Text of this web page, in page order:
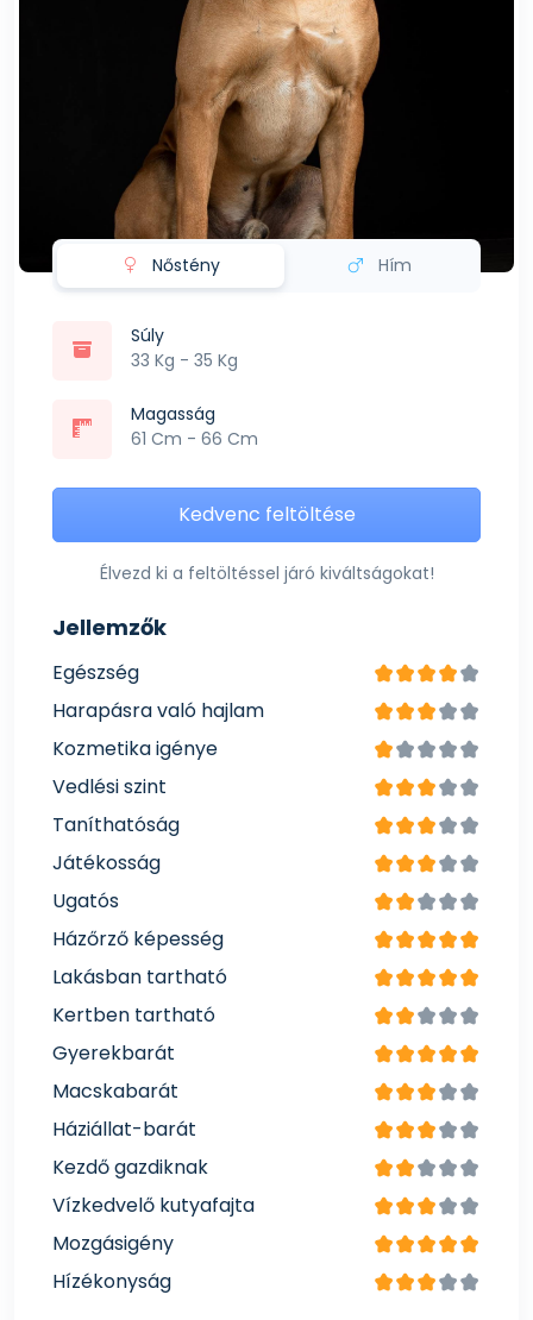
Nőstény Hím
Súly
33 Kg - 35 Kg
Magasság
61 Cm - 66 Cm
Kedvenc feltöltése
Élvezd ki a feltöltéssel járó kiváltságokat!
Jellemzők
Egészség
Harapásra való hajlam
Kozmetika igénye
Vedlési szint
Taníthatóság
Játékosság
Ugatós
Házőrző képesség
Lakásban tartható
Kertben tartható
Gyerekbarát
Macskabarát
Háziállat-barát
Kezdő gazdiknak
Vízkedvelő kutyafajta
Mozgásigény
Hízékonyság